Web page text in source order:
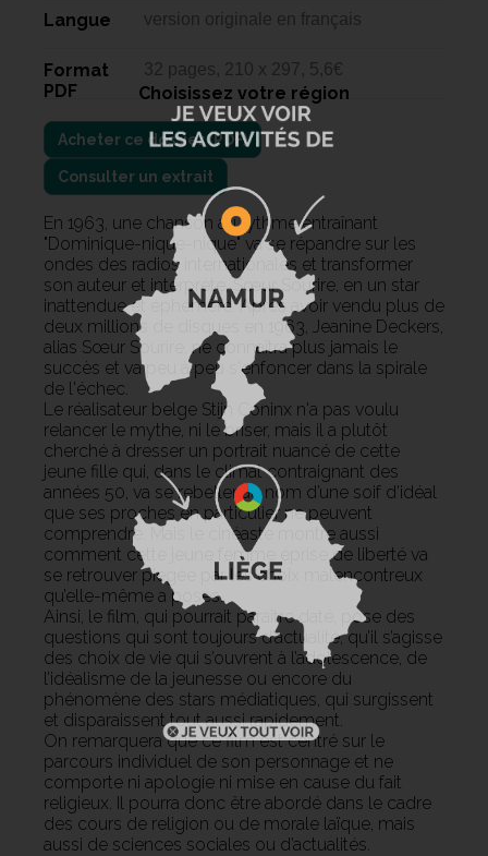
Langue version originale en français
Format
PDF
32 pages, 210 x 297, 5,6€
Consulter un extrait
En 1963, une chanson au rythme entraînant
"Dominique-nique-nique" va se répandre sur les
ondes des radios internationales et transformer
son auteur et interprète, Sœur Sourire, en un star
inattendue et éphémère. Après avoir vendu plus de
deux millions de disques en 1963, Jeanine Deckers,
alias Sœur Sourire, ne connaîtra plus jamais le
succès et va peu à peu s'enfoncer dans la spirale
de l'échec.
Le réalisateur belge Stijn Coninx n'a pas voulu
relancer le mythe, ni le briser, mais il a plutôt
cherché à dresser un portrait nuancé de cette
jeune fille qui, dans le climat contraignant des
années 50, va se rebeller au nom d’une soif d’idéal
que ses proches en particulier ne peuvent
comprendre. Mais le cinéaste montre aussi
comment cette jeune femme éprise de liberté va
se retrouver piégée par les choix malencontreux
qu’elle-même a posés.
Ainsi, le film, qui pourrait paraître daté, pose des
questions qui sont toujours d’actualité, qu’il s’agisse
des choix de vie qui s’ouvrent à l’adolescence, de
l’idéalisme de la jeunesse ou encore du
phénomène des stars médiatiques, qui surgissent
et disparaissent tout aussi rapidement.
On remarquera que ce film est centré sur le
parcours individuel de son personnage et ne
comporte ni apologie ni mise en cause du fait
religieux. Il pourra donc être abordé dans le cadre
des cours de religion ou de morale laïque, mais
aussi de sciences sociales ou d’actualités.
Choisissez votre région